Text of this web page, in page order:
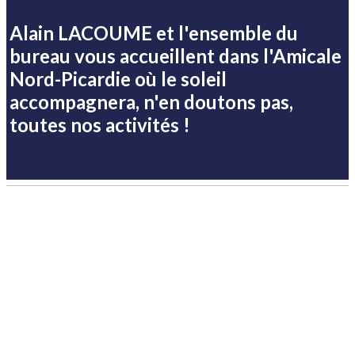
Alain LACOUME et l'ensemble du
bureau vous accueillent dans l'Amicale
Nord-Picardie où le soleil
accompagnera, n'en doutons pas,
toutes nos activités !